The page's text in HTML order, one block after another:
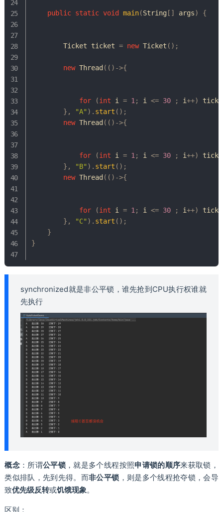
public static void main(String[ ] args) {
Ticket ticket = new Ticket ( ) ;
new Thread ( ( ) ->{
for (int i = 1 ; i <= 30 ; i++)
} , "A" ) . start ( ) ;
new Thread ( ( ) ->{
for (int i = 1 ; i <= 30 ; i++)
} , "B" ) . start ( ) ;
new Thread ( ( ) ->{
for (int i = 1 ; i <= 30 ; i++)
} , "C" ) . start ( ) ;
}
}
synchronized就是非公平锁，谁先抢到CPU执行权谁就
先执行
概念 ：所谓公平锁 ，就是多个线程按照申请锁的顺序来获取锁，
类似排队，先到先得。⽽⾮公平锁 ，则是多个线程抢夺锁，会导
致优先级反转或饥饿现象。
区别：